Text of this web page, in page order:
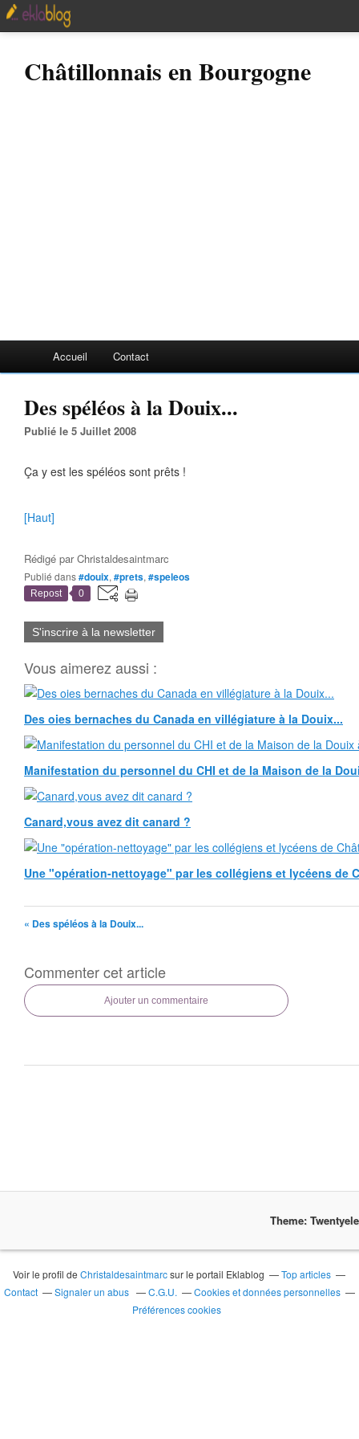
Châtillonnais en Bourgogne
Accueil Contact
Des spéléos à la Douix...
Publié le 5 Juillet 2008
Ça y est les spéléos sont prêts !
[Haut]
Rédigé parChristaldesaintmarc
Publié dans#douix, #prets, #speleos
Repost 0
S'inscrire à la newsletter
Vous aimerez aussi :
Des oies bernaches du Canada en villégiature à la Douix...
Manifestation du personnel du CHI et de la Maison de la
Canard,vous avez dit canard ?
Une "opération-nettoyage" par les collégiens et lycéens de
« Des spéléos à la Douix...
Commenter cet article
Ajouter un commentaire
Theme:
Voir le profil deChristaldesaintmarcsur le portail Eklablog
Top articles
Contact
Signaler un abus C.G.U.
Cookies et données personnelles
Préférences cookies